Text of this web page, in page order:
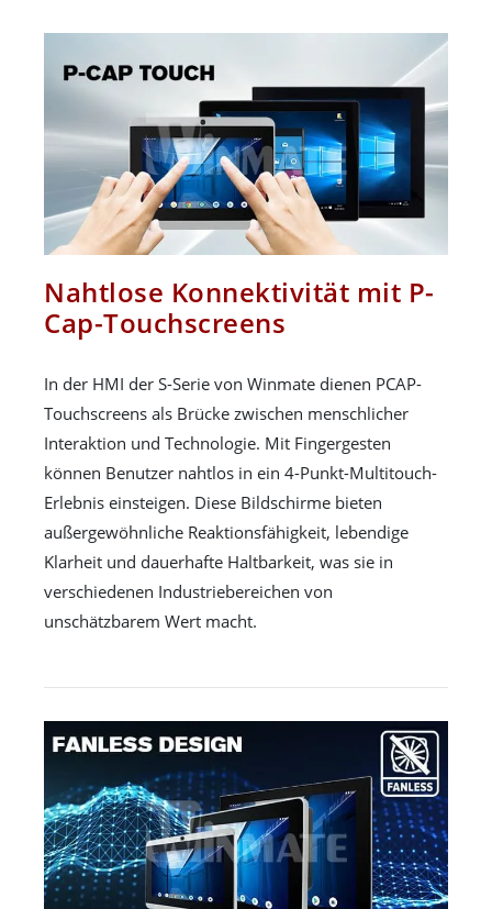
Nahtlose Konnektivität mit P-
Cap-Touchscreens
In der HMI der S-Serie von Winmate dienen PCAP-
Touchscreens als Brücke zwischen menschlicher
Interaktion und Technologie. Mit Fingergesten
können Benutzer nahtlos in ein 4-Punkt-Multitouch-
Erlebnis einsteigen. Diese Bildschirme bieten
außergewöhnliche Reaktionsfähigkeit, lebendige
Klarheit und dauerhafte Haltbarkeit, was sie in
verschiedenen Industriebereichen von
unschätzbarem Wert macht.